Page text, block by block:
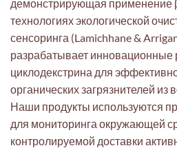
демонстрирующая применение
технологиях экологической
сенсоринга (Lamichhane &
разрабатывает
циклодекстрина для
органических загрязнителей
Наши продукты используются
для мониторинга окружающей
контролируемой доставки